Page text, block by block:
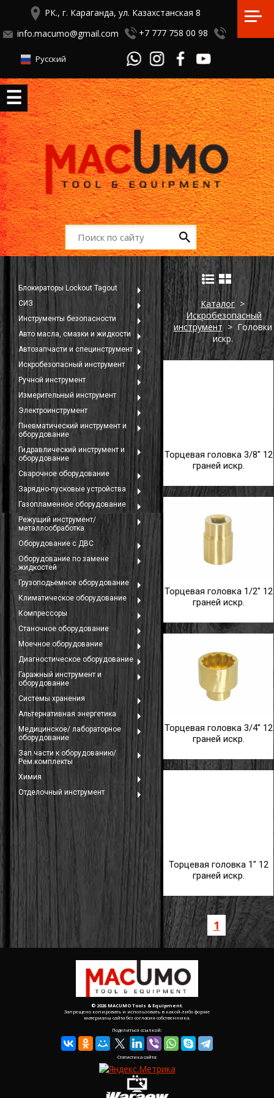
РК., г. Караганда, ул. Казахстанская 8
info.macumo@gmail.com
+7 777 758 00 98
Русский
☰
Блокираторы Lockout Tagout
СИЗ
Инструменты безопасности
Авто масла, смазки и жидкости
Автозапчасти и специнструмент
Искробезопасный инструмент
Ручной инструмент
Измерительный инструмент
Электроинструмент
Пневматический инструмент и
оборудование
Гидравлический инструмент и
оборудование
Сварочное оборудование
Зарядно-пусковые устройства
Газопламенное оборудование
Режущий инструмент/
металлообработка
Оборудование с ДВС
Оборудование по замене
жидкостей
Грузоподьемное оборудование
Климатическое оборудование
Компрессоры
Станочное оборудование
Моечное оборудование
Диагностическое оборудование
Гаражный инструмент и
оборудование
Системы хранения
Альтернативная энергетика
Медицинское/ лабораторное
оборудование
Зап.части к оборудованию/
Рем.комплекты
Химия
Отделочный инструмент
Каталог >
Искробезопасный
инструмент> Головки
искр.
Торцевая головка 3/8" 12
граней искр.
Торцевая головка 1/2" 12
граней искр.
Торцевая головка 3/4" 12
граней искр.
Торцевая головка 1" 12
граней искр.
1
© 2026 MACUMO Tools & Equipment.
Запрещено копировать и использовать в какой-либо форме
материалы сайта без согласия собственника.
Поделиться ссылкой:
Статистика сайта: